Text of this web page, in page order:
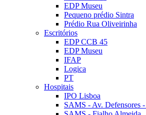
EDP Museu
Pequeno prédio Sintra
Prédio Rua Oliveirinha
Escritórios
EDP CCB 45
EDP Museu
IFAP
Logica
PT
Hospitais
IPO Lisboa
SAMS - Av. Defensores